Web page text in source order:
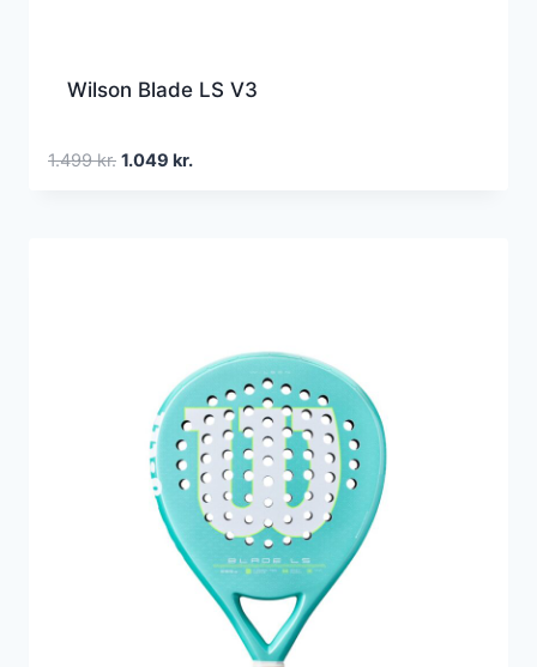
Wilson Blade LS V3
1.499kr. Den
1.049 kr.Den